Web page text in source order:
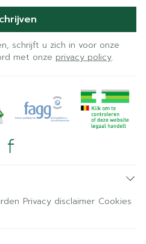
schrijft u zich in voor onze
met onze privacy policy.
Privacy disclaimer Cookies